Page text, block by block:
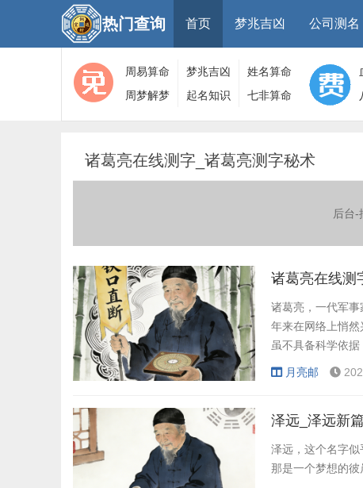
热门查询 首页 梦兆吉凶 公司测名
周易算命 梦兆吉凶
姓名算命
周梦解梦
大全
起名知识
算命
七非算命
网
诸葛亮在线测字_诸葛亮测字秘术
后台-
诸葛亮在线测
诸葛亮，一代军
年来在网络上悄
虽不具备科学依
快节奏的现代生活
月亮邮
泽远_泽远新
泽远，这个名字似
那是一个梦想的